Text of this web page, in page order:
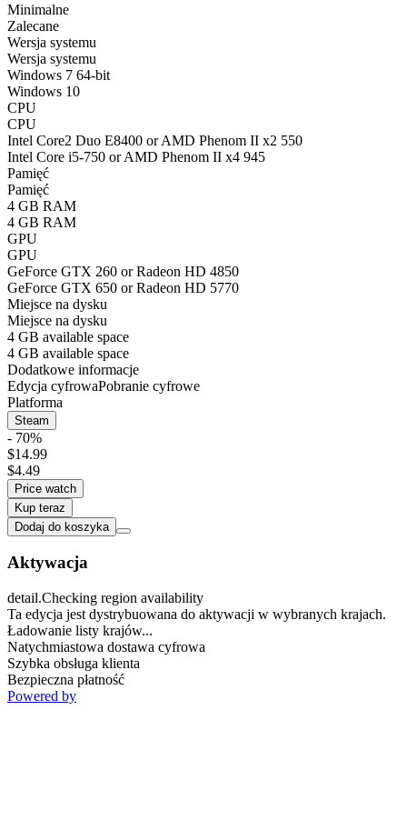
Minimalne
Zalecane
Wersja systemu
Wersja systemu
Windows 7 64-bit
Windows 10
CPU
CPU
Intel Core2 Duo E8400 or AMD Phenom II x2 550
Intel Core i5-750 or AMD Phenom II x4 945
Pamięć
Pamięć
4 GB RAM
4 GB RAM
GPU
GPU
GeForce GTX 260 or Radeon HD 4850
GeForce GTX 650 or Radeon HD 5770
Miejsce na dysku
Miejsce na dysku
4 GB available space
4 GB available space
Dodatkowe informacje
Edycja cyfrowaPobranie cyfrowe
Platforma
Steam
- 70%
$14.99
$4.49
Price watch
Kup teraz
Dodaj do koszyka
Aktywacja
detail.Checking region availability
Ta edycja jest dystrybuowana do aktywacji w wybranych krajach.
Ładowanie listy krajów...
Natychmiastowa dostawa cyfrowa
Szybka obsługa klienta
Bezpieczna płatność
Powered by